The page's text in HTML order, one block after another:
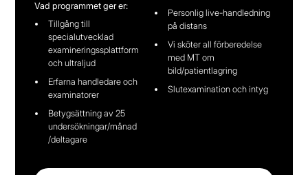
Vad programmet ger er:
Tillgång till
specialutvecklad
examineringssplattform
och ultraljud
Erfarna handledare och
examinatorer
Betygsättning av 25
undersökningar/månad
/deltagare
Personlig live-handledning
på distans
Vi sköter all förberedelse
med MT om
bild/patientlagring
Slutexamination och intyg